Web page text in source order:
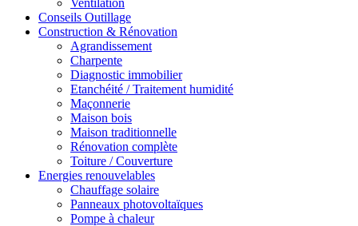
Ventilation
Conseils Outillage
Construction & Rénovation
Agrandissement
Charpente
Diagnostic immobilier
Etanchéité / Traitement humidité
Maçonnerie
Maison bois
Maison traditionnelle
Rénovation complète
Toiture / Couverture
Energies renouvelables
Chauffage solaire
Panneaux photovoltaïques
Pompe à chaleur